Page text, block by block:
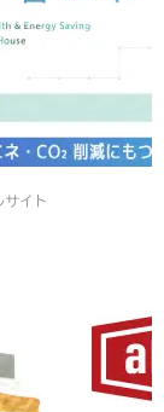
イト